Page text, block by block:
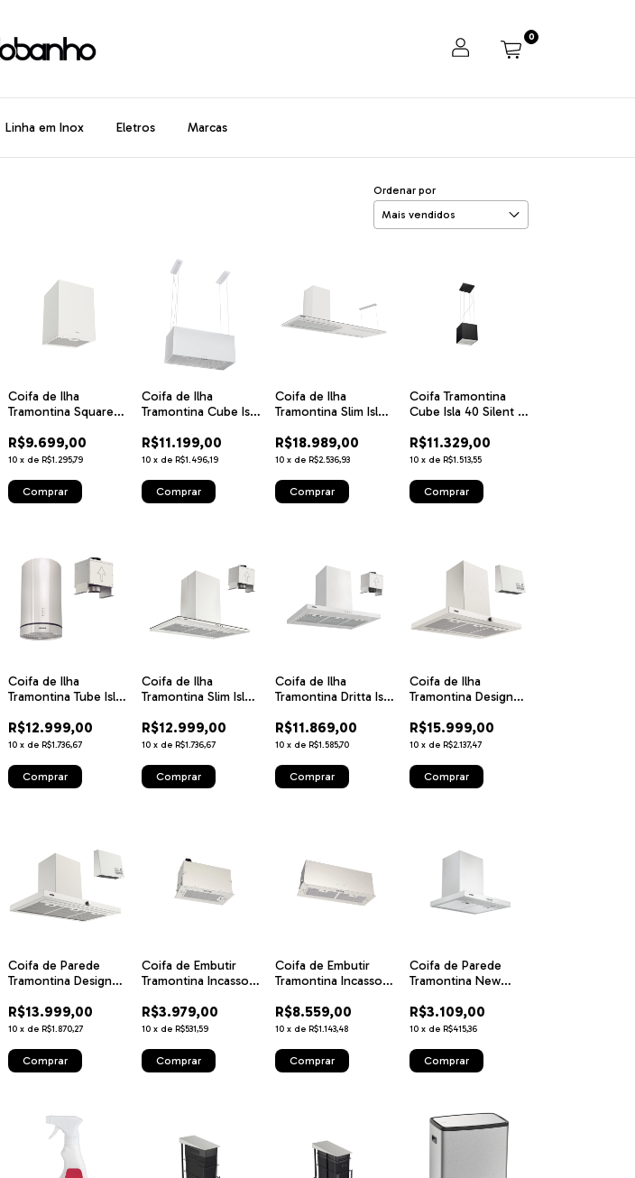
0
Linha em Inox Eletros Marcas
Ordenar por
Coifa de Ilha
Tramontina Square
Inox com
Acabamento
Revestimento
Acústico 220V
R$9.699,00
10 x de R$1.295,79
Coifa de Ilha
Tramontina Cube Isla
R$11.199,00
10 x de R$1.496,19
Coifa de Ilha
Tramontina Slim Isla T
R$18.989,00
10 x de R$2.536,93
Coifa Tramontina
Cube Isla 40 Silent T
Inox com
Acabamento Black
R$11.329,00
10 x de R$1.513,55
Coifa de Ilha
Tramontina Tube Isla
220 V
R$12.999,00
10 x de R$1.736,67
Coifa de Ilha
Tramontina Slim Isla
com Acabamento
Acetinado 90 cm
R$12.999,00
10 x deR$1.736,67
Coifa de Ilha
Tramontina Dritta Isla
90 cm 220
R$11.869,00
10 x deR$1.585,70
Coifa de Ilha
Tramontina Design
Silent Pro 90 220 V
em Aço Inox
R$15.999,00
10 x de R$2.137,47
Coifa de Parede
Tramontina Design
Wall Silent Pro 90
220 V em Aço Inox
R$13.999,00
10 x de R$1.870,27
Coifa de Embutir
Tramontina Incasso
Acabamento
Acetinado 51 cm 127
R$3.979,00
10 x deR$531,59
Coifa de Embutir
Tramontina Incasso
Inox 75 cm 127 V
R$8.559,00
10 x deR$1.143,48
Coifa de Parede
Tramontina New
Aço Inox 60 cm 127
V
R$3.109,00
10 x de R$415,36